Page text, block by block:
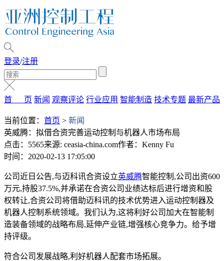
登录/注册
首 页 新闻 观察评论 行业应用 智能制造 技术专题 最新产品
当前位置： 首页 > 新闻
英威腾：拟借合资完善运动控制与机器人市场布局
点击：5565来源: ceasia-china.com作者：Kenny Fu
时间：2020-02-13 17:05:00
公司近日公告,与迈科讯合资设立英威腾智能控制,公司出资600
万元,持股37.5%,并承诺在合资公司业绩达标后进行增资和股
权转让,合资公司将借助迈科讯的技术优势进入运动控制器及
机器人控制系统领域。我们认为,这将利好公司加大在智能制
造装备领域的战略布局,延伸产业链,增强核心竞争力。给予增
持评级。
符合公司发展战略,利好机器人配套市场拓展。